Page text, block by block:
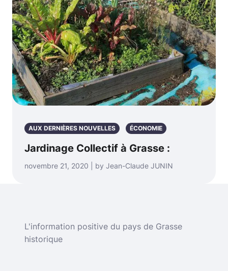
AUX DERNIÈRES NOUVELLES ÉCONOMIE
Jardinage Collectif à Grasse :
novembre 21, 2020 | by Jean-Claude JUNIN
L'information positive du pays de Grasse
historique